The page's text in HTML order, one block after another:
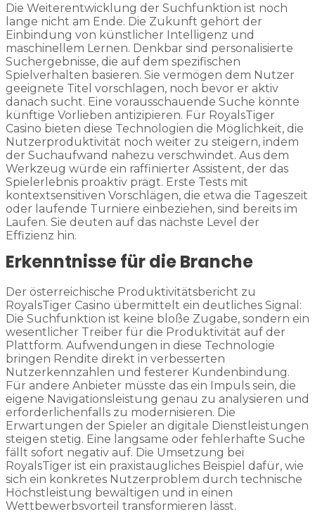
Die Weiterentwicklung der Suchfunktion ist noch
lange nicht am Ende. Die Zukunft gehört der
Einbindung von künstlicher Intelligenz und
maschinellem Lernen. Denkbar sind personalisierte
Suchergebnisse, die auf dem spezifischen
Spielverhalten basieren. Sie vermögen dem Nutzer
geeignete Titel vorschlagen, noch bevor er aktiv
danach sucht. Eine vorausschauende Suche könnte
künftige Vorlieben antizipieren. Für RoyalsTiger
Casino bieten diese Technologien die Möglichkeit, die
Nutzerproduktivität noch weiter zu steigern, indem
der Suchaufwand nahezu verschwindet. Aus dem
Werkzeug würde ein raffinierter Assistent, der das
Spielerlebnis proaktiv prägt. Erste Tests mit
kontextsensitiven Vorschlägen, die etwa die Tageszeit
oder laufende Turniere einbeziehen, sind bereits im
Laufen. Sie deuten auf das nächste Level der
Effizienz hin.
Erkenntnisse für die Branche
Der österreichische Produktivitätsbericht zu
RoyalsTiger Casino übermittelt ein deutliches Signal:
Die Suchfunktion ist keine bloße Zugabe, sondern ein
wesentlicher Treiber für die Produktivität auf der
Plattform. Aufwendungen in diese Technologie
bringen Rendite direkt in verbesserten
Nutzerkennzahlen und festerer Kundenbindung.
Für andere Anbieter müsste das ein Impuls sein, die
eigene Navigationsleistung genau zu analysieren und
erforderlichenfalls zu modernisieren. Die
Erwartungen der Spieler an digitale Dienstleistungen
steigen stetig. Eine langsame oder fehlerhafte Suche
fällt sofort negativ auf. Die Umsetzung bei
RoyalsTiger ist ein praxistaugliches Beispiel dafür, wie
sich ein konkretes Nutzerproblem durch technische
Höchstleistung bewältigen und in einen
Wettbewerbsvorteil transformieren lässt.